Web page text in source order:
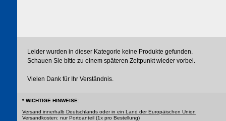
Leider wurden in dieser Kategorie keine Produkte gefunden.
Schauen Sie bitte zu einem späteren Zeitpunkt wieder vorbei.
Vielen Dank für Ihr Verständnis.
* WICHTIGE HINWEISE:
Versand innerhalb Deutschlands oder in ein Land der Europäischen Union
Versandkosten: nur Portoanteil (1x pro Bestellung)